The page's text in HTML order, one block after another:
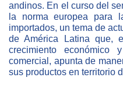
andinos. En el curso del
la norma europea para
importados, un tema de
de América Latina que,
crecimiento económico
comercial, apunta de
sus productos en territorio